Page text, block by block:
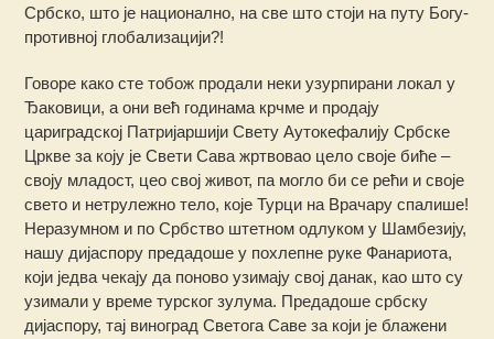
Србско, што је национално, на све што стоји на путу Богу-
противној глобализацији?!
Говоре како сте тобож продали неки узурпирани локал у
Ђаковици, а они већ годинама крчме и продају
цариградској Патријаршији Свету Аутокефалију Србске
Цркве за коју је Свети Сава жртвовао цело своје биће –
своју младост, цео свој живот, па могло би се рећи и своје
свето и нетрулежно тело, које Турци на Врачару спалише!
Неразумном и по Србство штетном одлуком у Шамбезију,
нашу дијаспору предадоше у похлепне руке Фанариота,
који једва чекају да поново узимају свој данак, као што су
узимали у време турског зулума. Предадоше србску
дијаспору, тај виноград Светога Саве за који је блажени